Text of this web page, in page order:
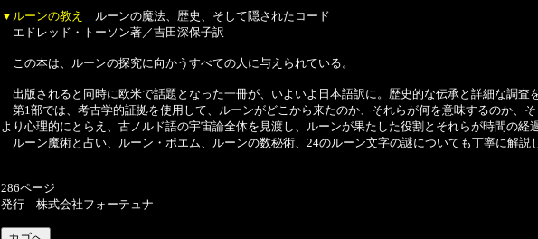
▼ルーンの教え
ルーンの魔法、歴史、そして隠されたコード
エドレッド・トーソン著／吉田深保子訳
この本は、ルーンの探究に向かうすべての人に与えられている。
出版されると同時に欧米で話題となった一冊が、いよいよ日本語訳に。歴史的な伝承と詳細な調査
第1部では、考古学的証拠を使用して、ルーンがどこから来たのか、それらが何を意味するのか、
より心理的にとらえ、古ノルド語の宇宙論全体を見渡し、ルーンが果たした役割とそれらが時間の経
ルーン魔術と占い、ルーン・ポエム、ルーンの数秘術、24のルーン文字の謎についても丁寧に解説
286ページ
発行 株式会社フォーテュナ